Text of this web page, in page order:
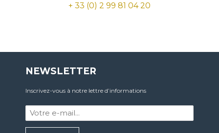
+ 33 (0) 2 99 81 04 20
NEWSLETTER
Inscrivez-vous à notre lettre d’informations
Votre